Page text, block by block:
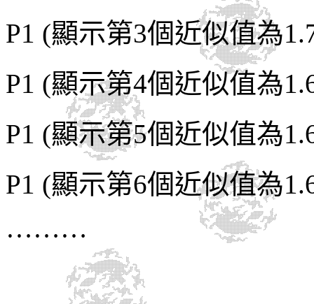
P1 (顯示第3個近似值為
P1 (顯示第4個近似值為
P1 (顯示第5個近似值為
P1 (顯示第6個近似值為
………